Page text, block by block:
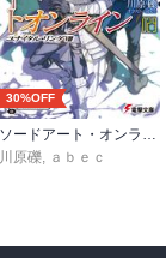
30%OFF
ソードアート・オンライン29 ユナイタル・リングVIII
川原礫, ａｂｅｃ